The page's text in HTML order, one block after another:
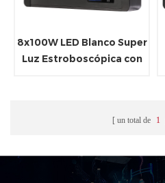
8x100W LED Blanco Super
Luz Estroboscópica con
un total de 1